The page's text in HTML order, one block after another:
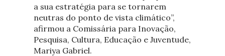
a sua estratégia para se tornarem
neutras do ponto de vista climático”,
afirmou a Comissária para Inovação,
Pesquisa, Cultura, Educação e Juventude,
Mariya Gabriel.